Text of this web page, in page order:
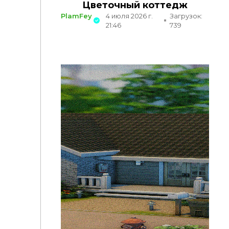
Цветочный коттедж
PlamFey
4 июля 2026 г.
21:46
Загрузок:
739